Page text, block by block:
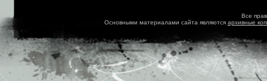
Все
Основными материалами сайта являются архивные